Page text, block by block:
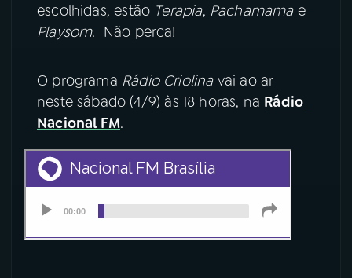
ACOMPANHE A RÁDIO NACIONAL
Instagram X
escolhidas, estão Terapia, Pachamamae
Playsom. Não perca!
O programa Rádio Criolinavai ao ar
neste sábado (4/9) às 18 horas, na Rádio
Nacional FM.